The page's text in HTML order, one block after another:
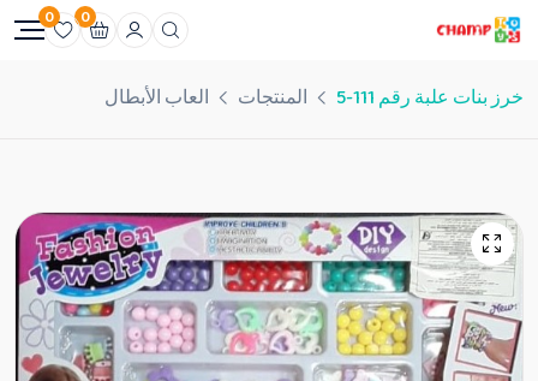
0
0
خرز بنات علبة رقم 111-5 المنتجات العاب الأبطال